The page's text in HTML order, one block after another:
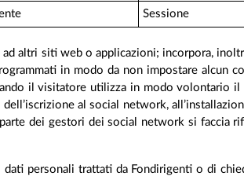
Sessione
altri siti web o applicazioni; incorpora,
in modo da non impostare alcun
il visitatore utilizza in modo volontario il
al social network,
dei gestori dei social network si faccia
personali trattati da Fondirigenti o di